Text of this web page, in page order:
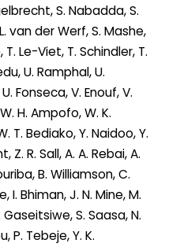
S. Nabadda, S.
van der Werf, S. Mashe,
T. Le-Viet, T. Schindler, T.
U. Ramphal, U.
Fonseca, V. Enouf, V.
H. Ampofo, W. K.
T. Bediako, Y. Naidoo, Y.
Z. R. Sall, A. A. Rebai, A.
B. Williamson, C.
I. Bhiman, J. N. Mine, M.
S. Saasa, N.
P. Tebeje, Y. K.